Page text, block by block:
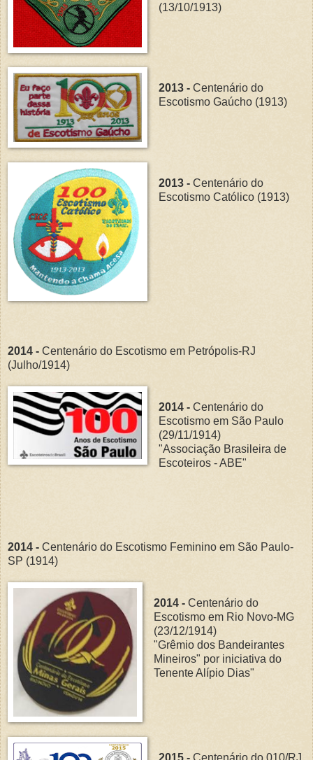
(13/10/1913)
2013 -Centenário do
Escotismo Gaúcho (1913)
2013 -Centenário do
Escotismo Católico (1913)
2014 - Centenário do Escotismo em Petrópolis-RJ
(Julho/1914)
2014 -Centenário do
Escotismo em São Paulo
(29/11/1914)
"Associação Brasileira de
Escoteiros - ABE"
2014 - Centenário do Escotismo Feminino em São Paulo-
SP (1914)
2014 -Centenário do
Escotismo em Rio Novo-MG
(23/12/1914)
"Grêmio dos Bandeirantes
Mineiros" por iniciativa do
Tenente Alípio Dias"